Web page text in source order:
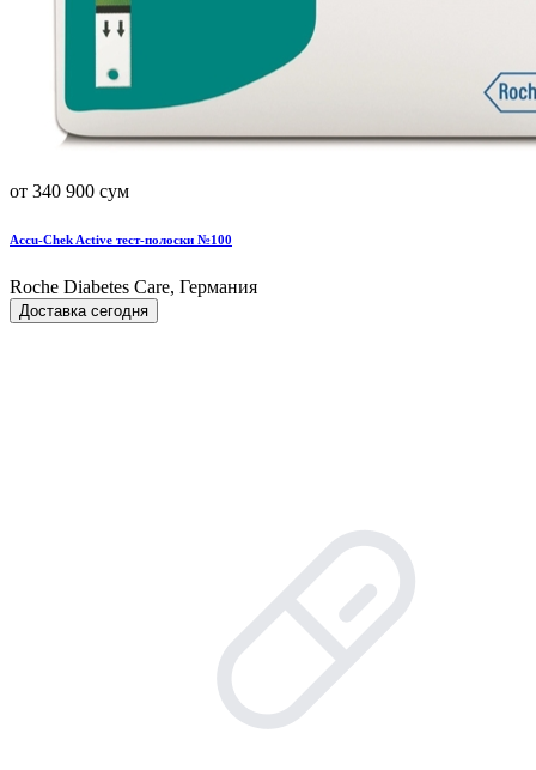
от 340 900 сум
Accu-Chek Active тест-полоски №100
Roche Diabetes Care, Германия
Доставка сегодня